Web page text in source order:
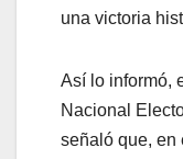
una victoria
Así lo informó,
Nacional
señaló que, en